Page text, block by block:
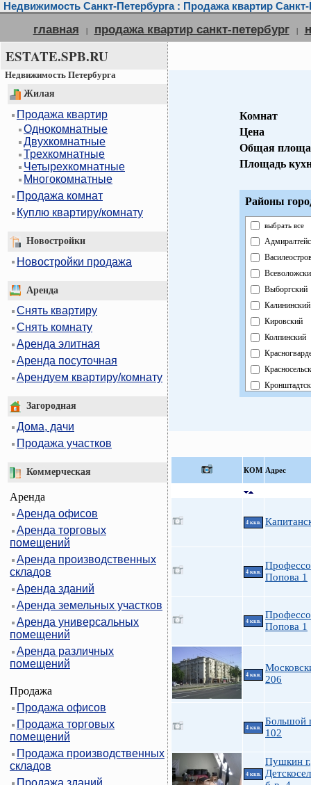
Недвижимость Санкт-Петербурга : Продажа квартир Санкт-
главная | продажа квартир санкт-петербург |
ESTATE.SPB.RU
Недвижимость Петербурга
Жилая
Продажа квартир
Однокомнатные
Двухкомнатные
Трехкомнатные
Четырехкомнатные
Многокомнатные
Продажа комнат
Куплю квартиру/комнату
Новостройки
Новостройки продажа
Аренда
Снять квартиру
Снять комнату
Аренда элитная
Аренда посуточная
Арендуем квартиру/комнату
Загородная
Дома, дачи
Продажа участков
Коммерческая
Аренда
Аренда офисов
Аренда торговых
помещений
Аренда производственных
складов
Аренда зданий
Аренда земельных участков
Аренда универсальных
помещений
Аренда различных
помещений
Продажа
Продажа офисов
Продажа торговых
помещений
Продажа производственных
складов
Продажа зданий
Комнат
Цена
Общая
Площадь
Районы
выбрать все
Выборгский
Калининский
Кировский
Колпинский
Павловский
Пушкинский
Центральный
КOМ Адрес
4 ккв.
4 ккв.
Попова 1
4 ккв.
Попова 1
4 ккв.
206
4 ккв.
Большой
102
4 ккв.
Пушкин